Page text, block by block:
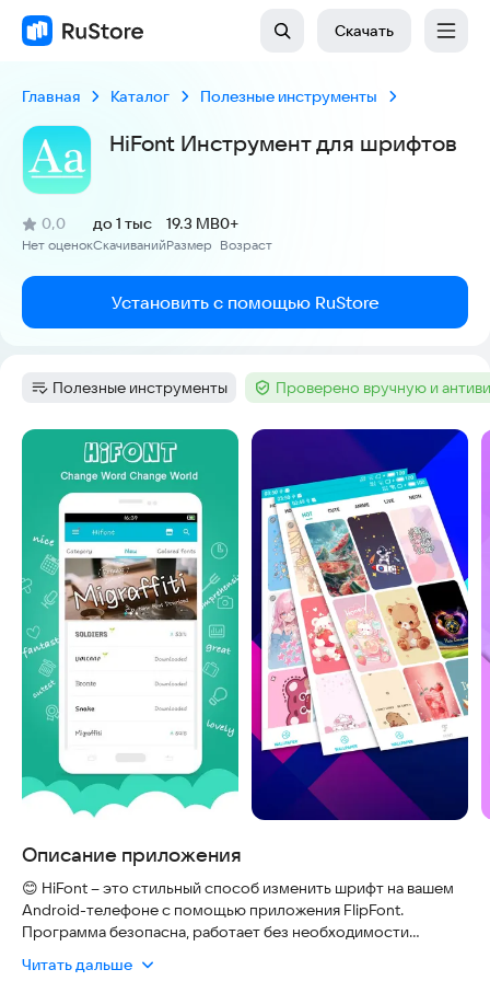
Скачать
Главная Каталог Полезные инструменты
HiFont Инструмент для шрифтов
Рейтинг:
0,0
(
Нет оценок
)
Скачиваний
до 1 тыс
Размер
19.3 MB
Возраст
0+
Установить с помощью RuStore
Категория:
Полезные инструменты Тег :Проверено вручную и
Скриншоты
Описание приложения
😊 HiFont – это стильный способ изменить шрифт на вашем
Android-телефоне с помощью приложения FlipFont.
Программа безопасна, работает без необходимости
устройств и регулярно обновляется, чтобы вы всегда могли
Читать дальше